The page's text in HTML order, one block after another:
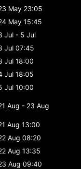
May 23:05
May 15:45
Jul - 5 Jul
Jul 07:45
Jul 18:00
Jul 18:05
Jul 10:00
Aug - 23 Aug
Aug 13:00
Aug 08:20
Aug 13:35
Aug 09:40